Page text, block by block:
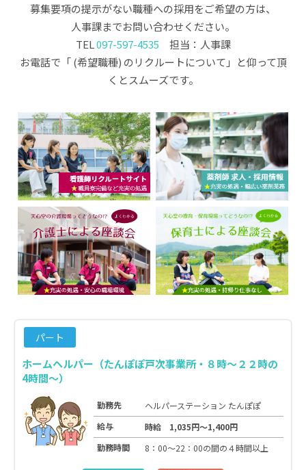
募集要項の提示がない職種への採用をご希望の方は、
人事課までお問い合わせください。
TEL097-597-4535 担当：人事課
お電話で「 (希望職種) のリクルートについて」と仰って頂
くとスムーズです。
パート
ホームヘルパー（たんぽぽ戸次事業所・８時～２２時の
4時間～）
勤務先
ヘルパーステーション たんぽぽ
給与
時給 1,035円～1,400円
勤務時間
8：00～22：00の間の４時間以上